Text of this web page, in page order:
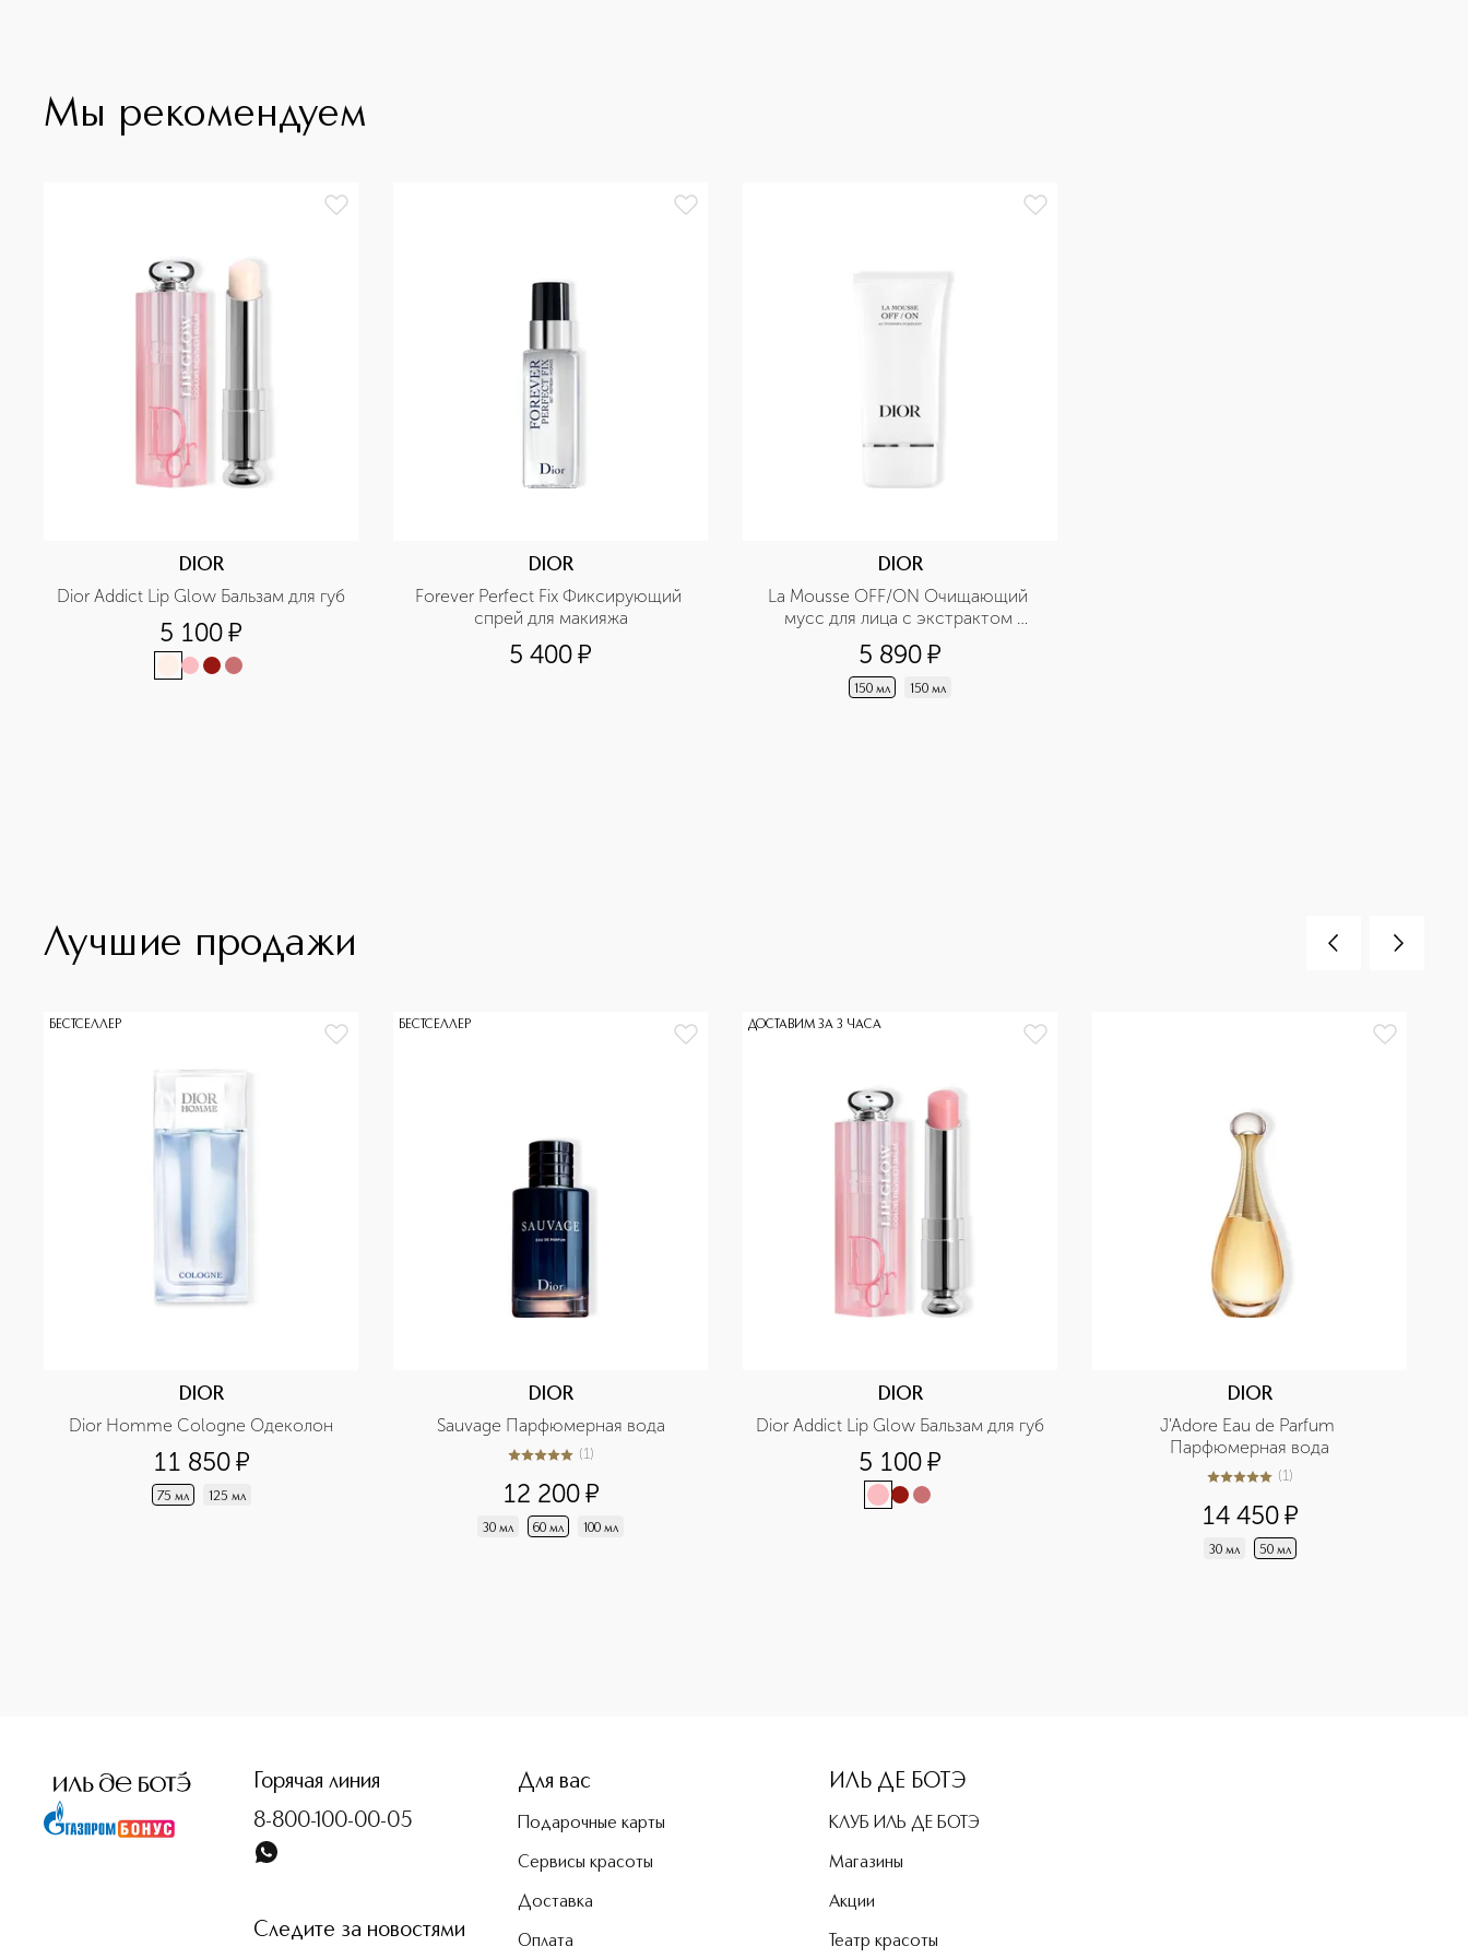
Мы рекомендуем
DIOR
Dior Addict Lip Glow Бальзам для губ
5 100¤
DIOR
Forever Perfect Fix Фиксирующий
спрей для макияжа
5 400¤
DIOR
La Mousse OFF/ON Очищающий
мусс для лица с экстрактом
нимфеи
5 890¤
150 мл 150 мл
Лучшие продажи
БЕСТСЕЛЛЕР
DIOR
Dior Homme Cologne Одеколон
11 850¤
75 мл 125 мл
БЕСТСЕЛЛЕР
DIOR
Sauvage Парфюмерная вода
5из 51 (1)
12 200¤
30 мл 60 мл 100 мл
ДОСТАВИМ ЗА 3 ЧАСА
DIOR
Dior Addict Lip Glow Бальзам для губ
5 100¤
DIOR
J'Adore Eau de Parfum
Парфюмерная вода
5из 51 (1)
14 450¤
30 мл 50 мл
Горячая линия
8-800-100-00-05
Следите за новостями
Для вас
Подарочные карты
Сервисы красоты
Доставка
Оплата
ИЛЬ ДЕ БОТЭ
КЛУБ ИЛЬ ДЕ БОТЭ
Магазины
Акции
Театр красоты